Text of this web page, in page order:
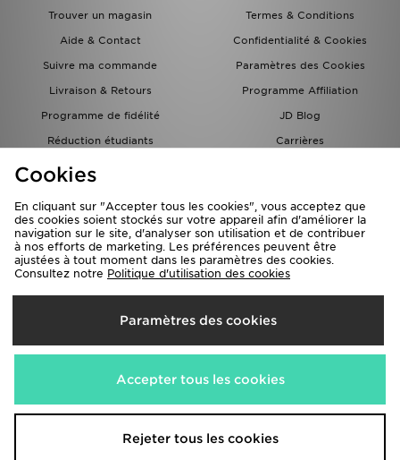
Trouver un magasin
Termes & Conditions
Aide & Contact
Confidentialité & Cookies
Suivre ma commande
Paramètres des Cookies
Livraison & Retours
Programme Affiliation
Programme de fidélité
JD Blog
Réduction étudiants
Carrières
Carte Cadeau
Livraison Vers
France
Nous acceptons les méthodes de paiement suivantes
Visitez notre site corporate www.jdplc.com
Cookies
En cliquant sur "Accepter tous les cookies", vous acceptez que
des cookies soient stockés sur votre appareil afin d'améliorer la
navigation sur le site, d'analyser son utilisation et de contribuer
à nos efforts de marketing. Les préférences peuvent être
ajustées à tout moment dans les paramètres des cookies.
Consultez notre Politique d'utilisation des cookies
Paramètres des cookies
Accepter tous les cookies
Rejeter tous les cookies